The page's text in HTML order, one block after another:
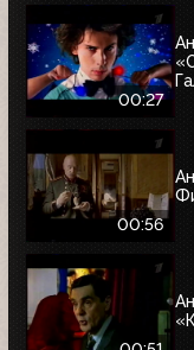
00:27
00:56